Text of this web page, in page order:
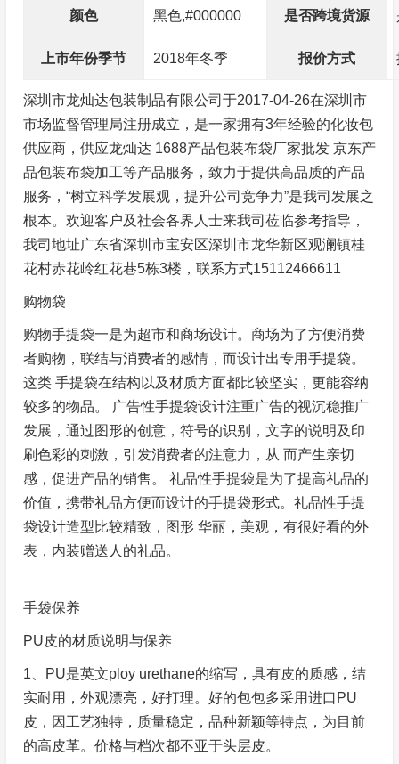
颜色 黑色,#000000 是否跨境货源
上市年份季节 2018年冬季 报价方式
深圳市龙灿达包装制品有限公司于2017-04-26在深圳市
市场监督管理局注册成立，是一家拥有3年经验的化妆包
供应商，供应龙灿达 1688产品包装布袋厂家批发 京东产
品包装布袋加工等产品服务，致力于提供高品质的产品
服务，“树立科学发展观，提升公司竞争力”是我司发展之
根本。欢迎客户及社会各界人士来我司莅临参考指导，
我司地址广东省深圳市宝安区深圳市龙华新区观澜镇桂
花村赤花岭红花巷5栋3楼，联系方式15112466611
购物袋
购物手提袋一是为超市和商场设计。商场为了方便消费
者购物，联结与消费者的感情，而设计出专用手提袋。
这类 手提袋在结构以及材质方面都比较坚实，更能容纳
较多的物品。 广告性手提袋设计注重广告的视沉稳推广
发展，通过图形的创意，符号的识别，文字的说明及印
刷色彩的刺激，引发消费者的注意力，从 而产生亲切
感，促进产品的销售。 礼品性手提袋是为了提高礼品的
价值，携带礼品方便而设计的手提袋形式。礼品性手提
袋设计造型比较精致，图形 华丽，美观，有很好看的外
表，内装赠送人的礼品。
手袋保养
PU皮的材质说明与保养
1、PU是英文ploy urethane的缩写，具有皮的质感，结
实耐用，外观漂亮，好打理。好的包包多采用进口PU
皮，因工艺独特，质量稳定，品种新颖等特点，为目前
的高皮革。价格与档次都不亚于头层皮。